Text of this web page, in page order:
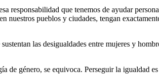
responsabilidad que tenemos de ayudar
nuestros pueblos y ciudades, tengan
las desigualdades entre mujeres y
de género, se equivoca. Perseguir la igualdad